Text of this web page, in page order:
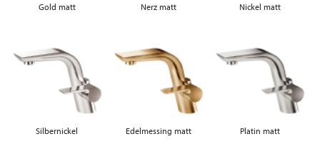
Gold matt Nerz matt Nickel matt
Silbernickel Edelmessing matt Platin matt